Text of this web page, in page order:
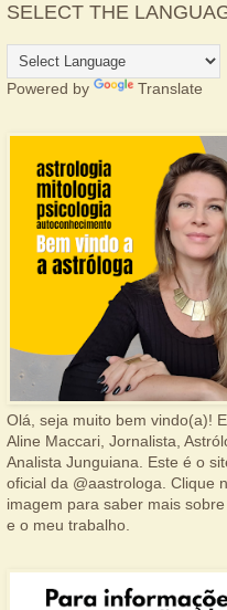
SELECT THE
Powered by Translate
Olá, seja muito bem vindo(a)!
Aline Maccari, Jornalista,
Analista Junguiana. Este é o
oficial da @aastrologa. Clique
imagem para saber mais
e o meu trabalho.